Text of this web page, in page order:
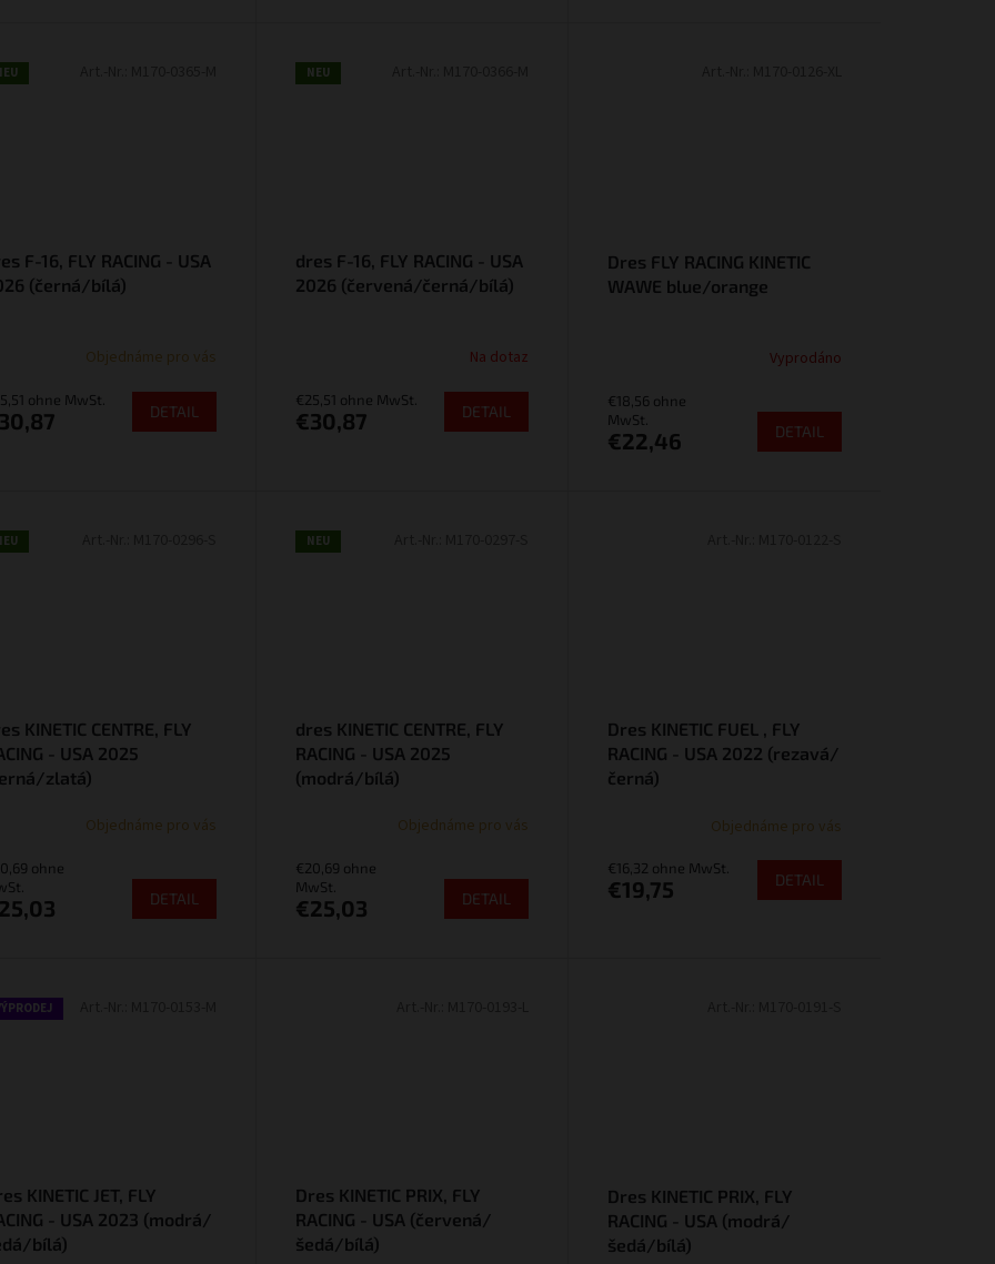
F-16, FLY RACING - USA
(černá/bílá)
Objednáme pro vás
ohne MwSt.
DETAIL
NEU
dres F-16, FLY RACING - USA
2026 (červená/černá/bílá)
Na dotaz
€25,51 ohne MwSt.
€30,87 DETAIL
Dres FLY RACING KINETIC
WAWE blue/orange
Vyprodáno
€18,56 ohne
MwSt.
€22,46 DETAIL
KINETIC CENTRE, FLY
- USA 2025
zlatá)
Objednáme pro vás
ohne
DETAIL
NEU
dres KINETIC CENTRE, FLY
RACING - USA 2025
(modrá/bílá)
Objednáme pro vás
€20,69 ohne
MwSt.
€25,03 DETAIL
Dres KINETIC FUEL , FLY
RACING - USA 2022 (rezavá/
černá)
Objednáme pro vás
€16,32 ohne MwSt.
€19,75 DETAIL
KINETIC JET, FLY
- USA 2023 (modrá/
bílá)
Dres KINETIC PRIX, FLY
RACING - USA (červená/
šedá/bílá)
Dres KINETIC PRIX, FLY
RACING - USA (modrá/
šedá/bílá)